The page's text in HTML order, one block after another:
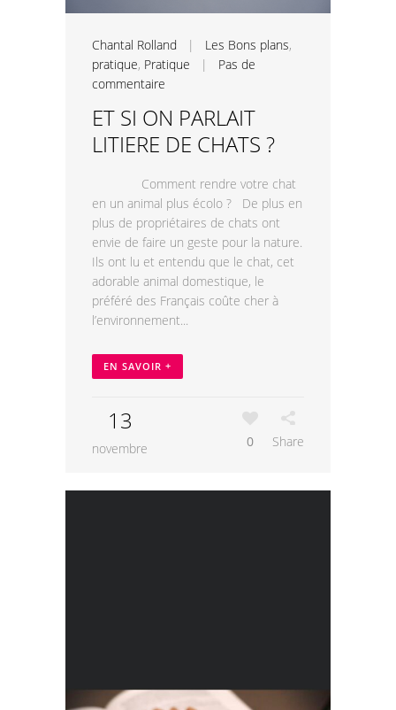
Chantal Rolland | Les Bons plans,
pratique, Pratique | Pas de
commentaire
ET SI ON PARLAIT
LITIERE DE CHATS ?
Comment rendre votre chat
en un animal plus écolo ? De plus en
plus de propriétaires de chats ont
envie de faire un geste pour la nature.
Ils ont lu et entendu que le chat, cet
adorable animal domestique, le
préféré des Français coûte cher à
l’environnement...
EN SAVOIR +
13
novembre 0 Share